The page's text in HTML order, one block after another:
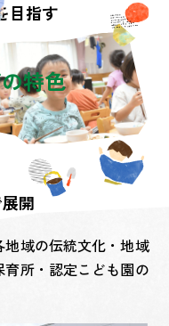
目指す
特色
開
域の伝統文化・地域
所・認定こども園の